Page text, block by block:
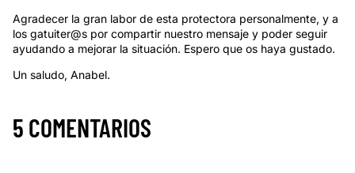
Agradecer la gran labor de esta protectora personalmente, y a
los gatuiter@s por compartir nuestro mensaje y poder seguir
ayudando a mejorar la situación. Espero que os haya gustado.
Un saludo, Anabel.
5 COMENTARIOS